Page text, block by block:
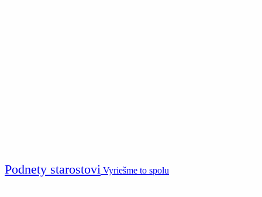
Podnety starostovi Vyriešme to spolu